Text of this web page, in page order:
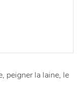
peigner la laine, le